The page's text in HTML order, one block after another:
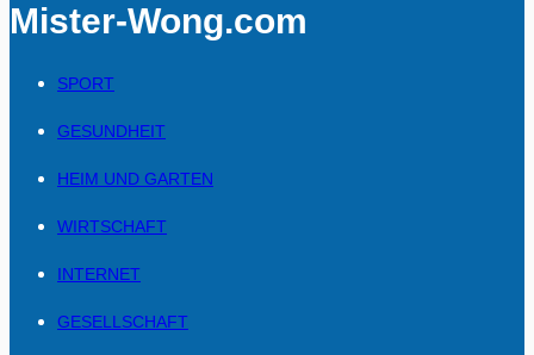
Mister-Wong.com
SPORT
GESUNDHEIT
HEIM UND GARTEN
WIRTSCHAFT
INTERNET
GESELLSCHAFT